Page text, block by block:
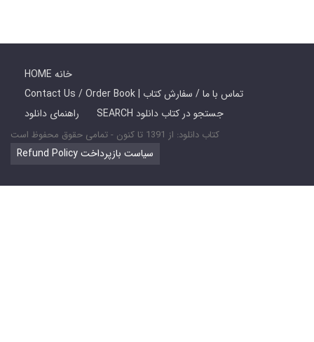
HOME خانه
Contact Us / Order Book | تماس با ما / سفارش کتاب
راهنمای دانلود
SEARCH جستجو در کتاب دانلود
کتاب دانلود: از 1391 تا کنون - تمامی حقوق محفوظ است
Refund Policy سیاست بازپرداخت